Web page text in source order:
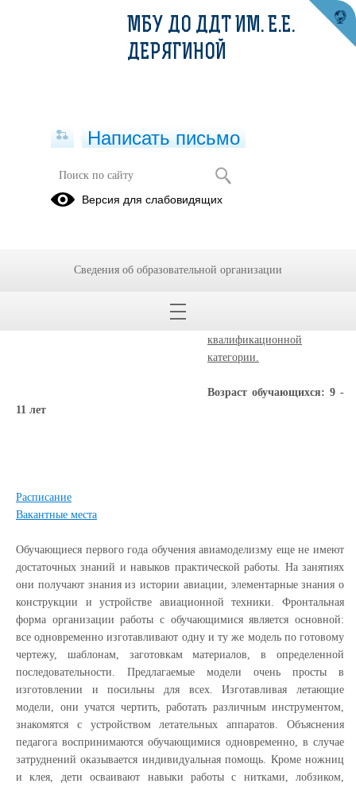
"АВИАМОДЕЛИРОВАНИЕ "СТАРТ" -
клуб
Руководитель:
квалификационной
категории.
Возраст обучающихся: 9 -
11 лет
Расписание
Вакантные места
Обучающиеся первого года обучения авиамоделизму еще не имеют
достаточных знаний и навыков практической работы. На занятиях
они получают знания из истории авиации, элементарные знания о
конструкции и устройстве авиационной техники. Фронтальная
форма организации работы с обучающимися является основной:
все одновременно изготавливают одну и ту же модель по готовому
чертежу, шаблонам, заготовкам материалов, в определенной
последовательности. Предлагаемые модели очень просты в
изготовлении и посильны для всех. Изготавливая летающие
модели, они учатся чертить, работать различным инструментом,
знакомятся с устройством летательных аппаратов. Объяснения
педагога воспринимаются обучающимися одновременно, в случае
затруднений оказывается индивидуальная помощь. Кроме ножниц
и клея, дети осваивают навыки работы с нитками, лобзиком,
МБУ ДО ДДТ ИМ. Е.Е.
ДЕРЯГИНОЙ
Написать письмо
Версия для слабовидящих
Сведения об образовательной организации